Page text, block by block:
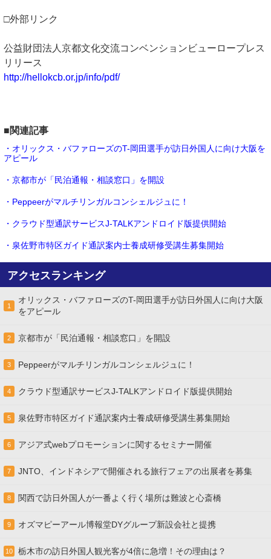
□外部リンク
公益財団法人京都文化交流コンベンションビューロープレス
リリース
http://hellokcb.or.jp/info/pdf/
■関連記事
・オリックス・バファローズのT-岡田選手が訪日外国人に向け大阪を
アピール
・京都市が「民泊通報・相談窓口」を開設
・Peppeerがマルチリンガルコンシェルジュに！
・クラウド型通訳サービスJ-TALKアンドロイド版提供開始
・泉佐野市特区ガイド通訳案内士養成研修受講生募集開始
アクセスランキング
1
オリックス・バファローズのT-岡田選手が訪日外国人に向け大阪
をアピール
2 京都市が「民泊通報・相談窓口」を開設
3 Peppeerがマルチリンガルコンシェルジュに！
4 クラウド型通訳サービスJ-TALKアンドロイド版提供開始
5 泉佐野市特区ガイド通訳案内士養成研修受講生募集開始
6 アジア式webプロモーションに関するセミナー開催
7 JNTO、インドネシアで開催される旅行フェアの出展者を募集
8 関西で訪日外国人が一番よく行く場所は難波と心斎橋
9 オズマピーアール博報堂DYグループ新設会社と提携
10 栃木市の訪日外国人観光客が4倍に急増！その理由は？